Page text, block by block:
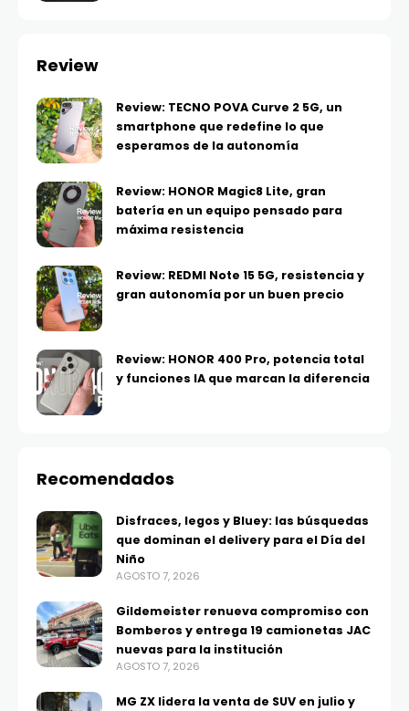
Review
Review: TECNO POVA Curve 2 5G, un
smartphone que redefine lo que
esperamos de la autonomía
Review: HONOR Magic8 Lite, gran
batería en un equipo pensado para
máxima resistencia
Review: REDMI Note 15 5G, resistencia y
gran autonomía por un buen precio
Review: HONOR 400 Pro, potencia total
y funciones IA que marcan la diferencia
Recomendados
Disfraces, legos y Bluey: las búsquedas
que dominan el delivery para el Día del
Niño
AGOSTO 7, 2026
Gildemeister renueva compromiso con
Bomberos y entrega 19 camionetas JAC
nuevas para la institución
AGOSTO 7, 2026
MG ZX lidera la venta de SUV en julio y